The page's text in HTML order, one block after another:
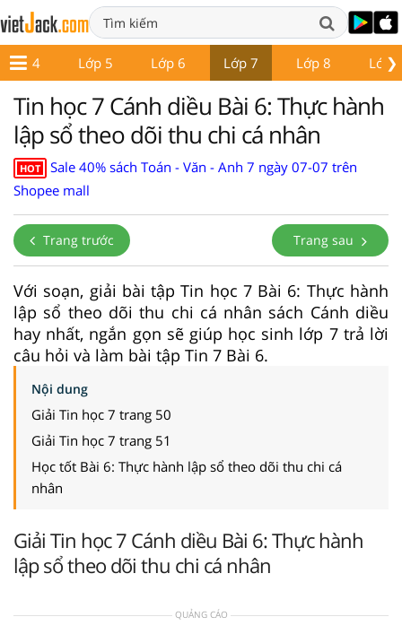
❯
Lớp 4 Lớp 5 Lớp 6 Lớp 7 Lớp 8 Lớp
Tin học 7 Cánh diều Bài 6: Thực hành
lập sổ theo dõi thu chi cá nhân
HOT
Sale 40% sách Toán - Văn - Anh 7 ngày 07-07 trên
Shopee mall
Trang trước Trang sau
Với soạn, giải bài tập Tin học 7 Bài 6: Thực hành
lập sổ theo dõi thu chi cá nhân sách Cánh diều
hay nhất, ngắn gọn sẽ giúp học sinh lớp 7 trả lời
câu hỏi và làm bài tập Tin 7 Bài 6.
Nội dung
Giải Tin học 7 trang 50
Giải Tin học 7 trang 51
Học tốt Bài 6: Thực hành lập sổ theo dõi thu chi cá
nhân
Giải Tin học 7 Cánh diều Bài 6: Thực hành
lập sổ theo dõi thu chi cá nhân
QUẢNG CÁO